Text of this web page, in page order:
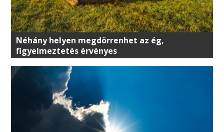
Néhány helyen megdörrenhet az ég,
figyelmeztetés érvényes